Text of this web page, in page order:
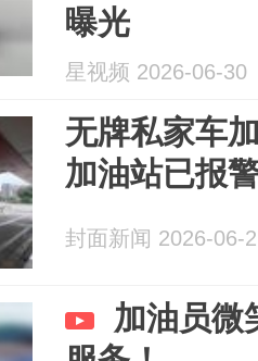
曝光
星视频 2026-06-30
无牌私家车
加油站已报
封面新闻 2026-06-
加油员微